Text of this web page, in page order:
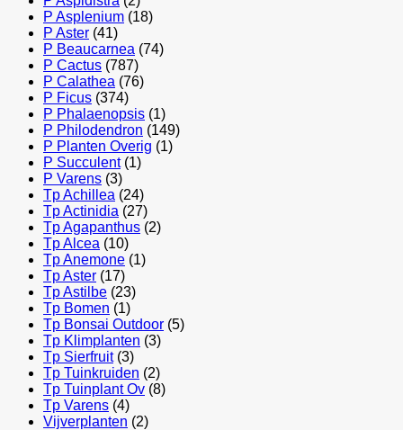
P Asplenium (18)
P Aster (41)
P Beaucarnea (74)
P Cactus (787)
P Calathea (76)
P Ficus (374)
P Phalaenopsis (1)
P Philodendron (149)
P Planten Overig (1)
P Succulent (1)
P Varens (3)
Tp Achillea (24)
Tp Actinidia (27)
Tp Agapanthus (2)
Tp Alcea (10)
Tp Anemone (1)
Tp Aster (17)
Tp Astilbe (23)
Tp Bomen (1)
Tp Bonsai Outdoor (5)
Tp Klimplanten (3)
Tp Sierfruit (3)
Tp Tuinkruiden (2)
Tp Tuinplant Ov (8)
Tp Varens (4)
Vijverplanten (2)